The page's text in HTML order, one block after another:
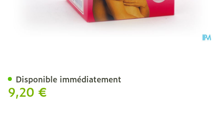
9,20 €
Disponible immédiatement